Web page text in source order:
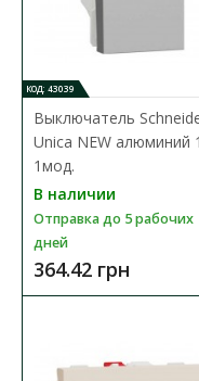
КОД: 43039
Выключатель
Unica NEW алюминий
1мод.
В наличии
Отправка до 5 рабочих
дней
364.42 грн